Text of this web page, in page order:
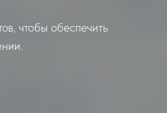
чтобы обеспечить